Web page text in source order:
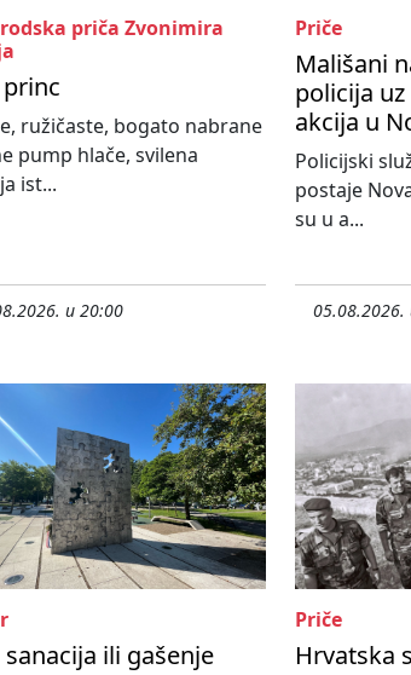
priča Zvonimira
ružičaste, bogato nabrane
pump hlače, svilena
ist...
u 20:00
Priče
Mališani
policija
akcija u
Policijski
postaje
su u a...
05.08.2026.
sanacija ili gašenje
Priče
Hrvatska